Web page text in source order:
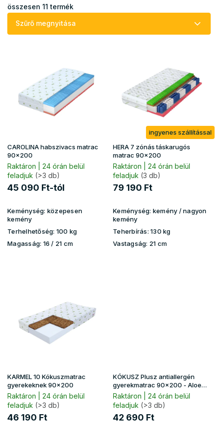
k
összesen 11 termék
Szűrő megnyitása
i
s
t
á
j
CAROLINA habszivacs matrac
90x200
Raktáron | 24 órán belül
feladjuk (>3 db)
45 090 Ft-tól
Keménység: közepesen
kemény
Terhelhetőség: 100 kg
Magasság: 16 / 21 cm
ingyenes szállítással
HERA 7 zónás táskarugós
matrac 90x200
Raktáron | 24 órán belül
feladjuk (3 db)
79 190 Ft
Keménység: kemény / nagyon
kemény
Teherbírás: 130 kg
Vastagság: 21 cm
KARMEL 10 Kókuszmatrac
gyerekeknek 90x200
Raktáron | 24 órán belül
feladjuk (>3 db)
46 190 Ft
KÓKUSZ Plusz antiallergén
gyerekmatrac 90x200 - Aloe
Vera huzat
Raktáron | 24 órán belül
feladjuk (>3 db)
42 690 Ft